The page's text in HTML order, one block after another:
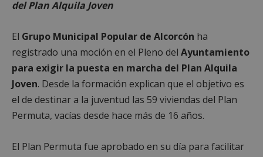
del Plan Alquila Joven
El Grupo Municipal Popular de Alcorcón ha
registrado una moción en el Pleno del Ayuntamiento
para exigir la puesta en marcha del Plan Alquila
Joven. Desde la formación explican que el objetivo es
el de destinar a la juventud las 59 viviendas del Plan
Permuta, vacías desde hace más de 16 años.
El Plan Permuta fue aprobado en su día para facilitar